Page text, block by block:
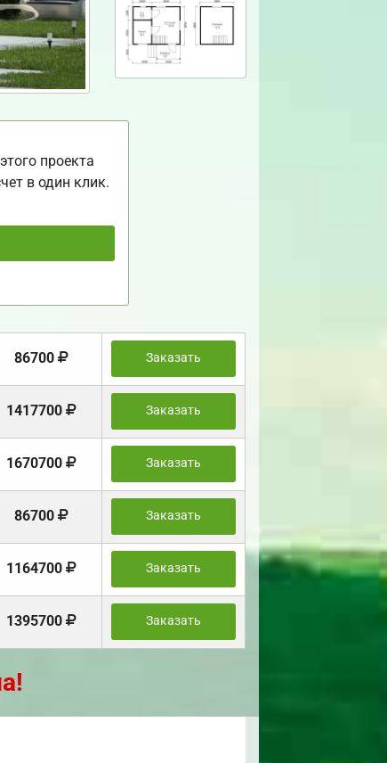
проекта
в один клик.
86700 Заказать
1417700 Заказать
1670700 Заказать
86700 Заказать
1164700 Заказать
1395700 Заказать